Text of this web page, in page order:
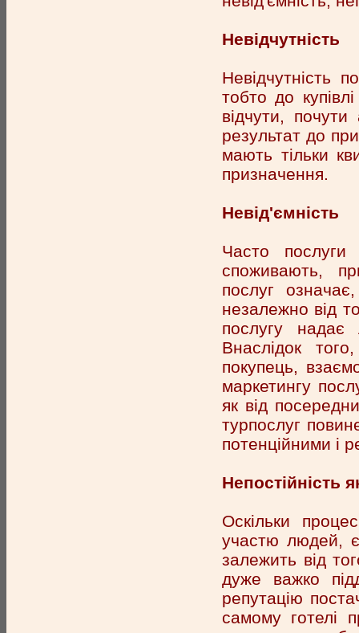
Невідчутність
Невідчутність
тобто до
відчути,
результат до
мають тільки
призначення.
Невід'ємність
Часто
споживають,
послуг
незалежно від
послугу
Внаслідок
покупець,
маркетингу
як від
турпослуг
потенційними і
Непостійність
Оскільки
участю людей, є
залежить від
дуже важко
репутацію
самому готелі